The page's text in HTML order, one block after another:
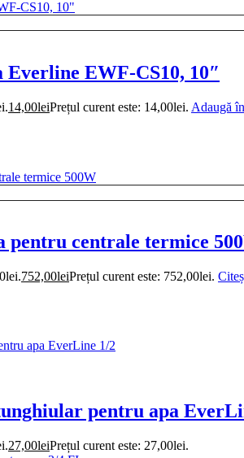
EWF-CS10, 10″
14,00leiPrețul curent este: 14,00lei. Adaugă
pentru centrale termice
752,00leiPrețul curent este: 752,00lei.
pentru apa
27,00leiPrețul curent este: 27,00lei.